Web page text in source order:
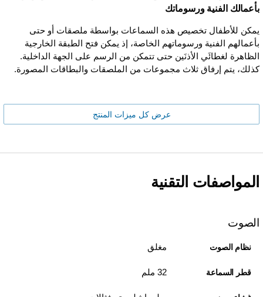
بأعمالك الفنية ورسوماتك
يمكن للأطفال تخصيص هذه السماعات بواسطة ملصقات أو حتى
بأعمالهم الفنية ورسوماتهم الخاصة، إذ يمكن فتح الطبقة الخارجية
الظاهرة لغطائَي الأذنَين حتى تتمكن من الرسم على الجهة الداخلية.
كذلك، يتم إرفاق ثلاث مجموعات من الملصقات والبطاقات المصورة.
عرض كل ميزات المنتج
المواصفات التقنية
الصوت
نظام الصوت مغلق
قطر السماعة 32 ملم